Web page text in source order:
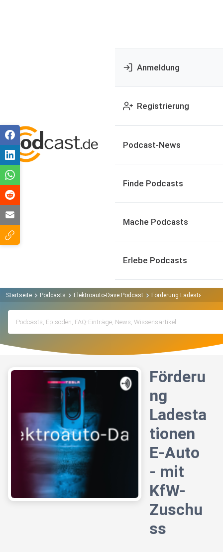
Anmeldung
Registrierung
Podcast-News
Finde Podcasts
Mache Podcasts
Erlebe Podcasts
Startseite Podcasts Elektroauto-Dave Podcast Förderung Ladestationen
Förderu
ng
Ladesta
tionen
E-Auto
- mit
KfW-
Zuschu
ss